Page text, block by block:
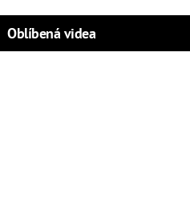
Oblíbená videa